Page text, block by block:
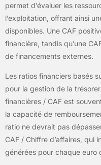
permet d’évaluer les
l’exploitation, offrant ainsi
disponibles. Une CAF
financière, tandis qu’une
de financements externes.
Les ratios financiers basés
pour la gestion de la
financières / CAF est
la capacité de
ratio ne devrait pas
CAF / Chiffre d’affaires, qui
générées pour chaque euro